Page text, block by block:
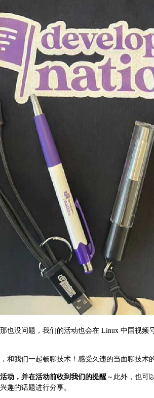
也没问题，我们的活动也会在 Linux 中国视频
和我们一起畅聊技术！感受久违的当面聊技术
动，并在活动前收到我们的提醒～此外，也可
趣的话题进行分享。